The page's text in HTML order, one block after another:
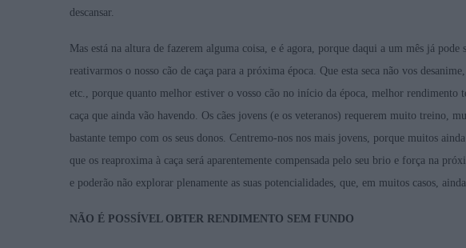
descansar.
Mas está na altura de fazerem alguma coisa, e é agora, porque daqui a um mês já pode
reativarmos o nosso cão de caça para a próxima época. Que esta seca não vos
etc., porque quanto melhor estiver o vosso cão no início da época, melhor rendimento
caça que ainda vão havendo. Os cães jovens (e os veteranos) requerem muito treino,
bastante tempo com os seus donos. Centremo-nos nos mais jovens, porque muitos
que os reaproxima à caça será aparentemente compensada pelo seu brio e força na
e poderão não explorar plenamente as suas potencialidades, que, em muitos casos,
NÃO É POSSÍVEL OBTER RENDIMENTO SEM FUNDO